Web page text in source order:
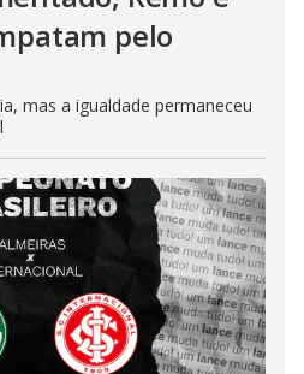
pelo
mas a igualdade permaneceu